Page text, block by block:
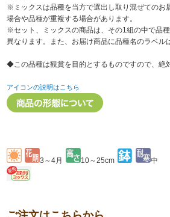
※ミックスは品種を当方で選出し取り混ぜてのお
場合や品種が重複する場合があります。
※セット、ミックスの商品は、その1組の中で品
異なります。また、お届け商品に品種名のラベル
◆この品種は観賞を目的とするものですので、絶
アイコンの説明はこちら
3～4月 10～25cm 中